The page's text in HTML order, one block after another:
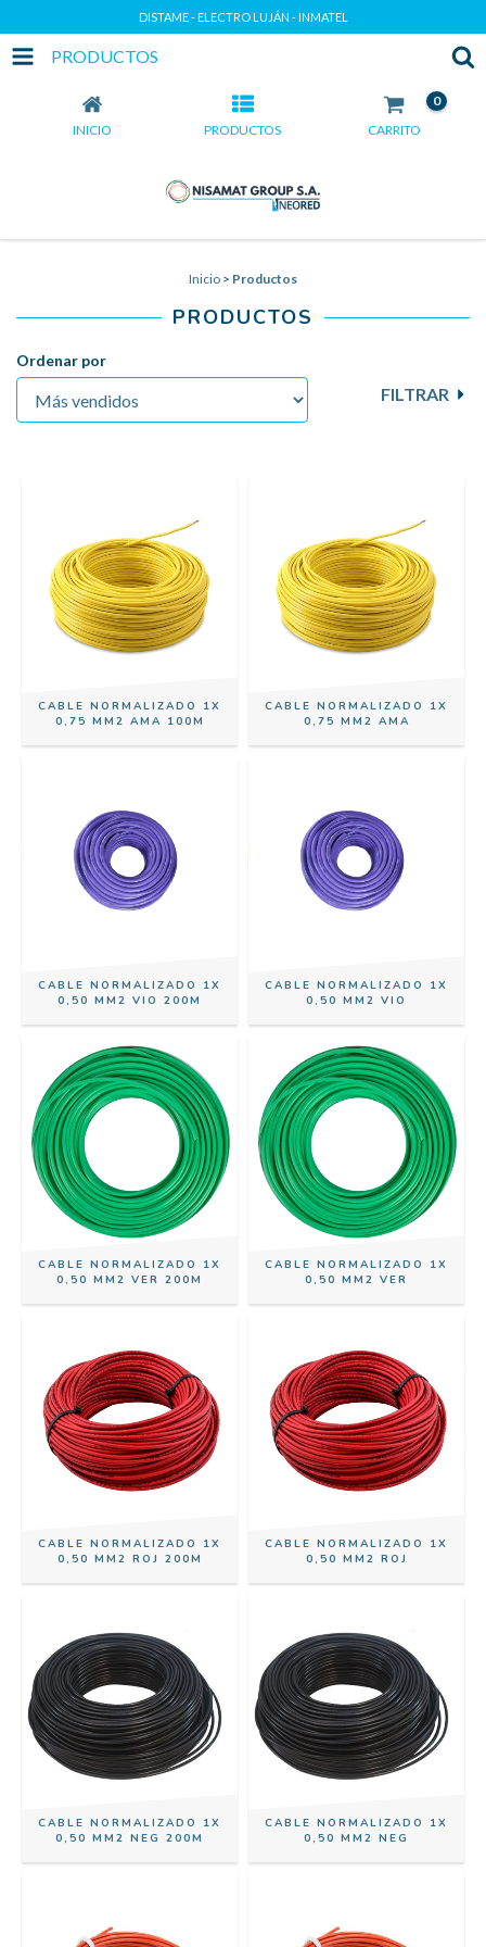
DISTAME - ELECTRO LUJÁN - INMATEL
PRODUCTOS
INICIO PRODUCTOS CARRITO
0
Inicio > Productos
PRODUCTOS
Ordenar por
FILTRAR
CABLE NORMALIZADO 1X
0,75 MM2 AMA 100M
CABLE NORMALIZADO 1X
0,75 MM2 AMA
CABLE NORMALIZADO 1X
0,50 MM2 VIO 200M
CABLE NORMALIZADO 1X
0,50 MM2 VIO
CABLE NORMALIZADO 1X
0,50 MM2 VER 200M
CABLE NORMALIZADO 1X
0,50 MM2 VER
CABLE NORMALIZADO 1X
0,50 MM2 ROJ 200M
CABLE NORMALIZADO 1X
0,50 MM2 ROJ
CABLE NORMALIZADO 1X
0,50 MM2 NEG 200M
CABLE NORMALIZADO 1X
0,50 MM2 NEG